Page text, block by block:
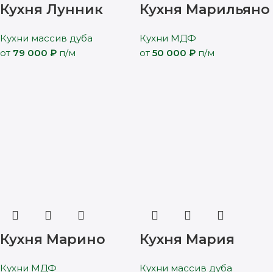
Кухня Лунник
Кухни массив дуба
от 79 000 ₽ п/м
Кухня Марильяно
Кухни МДФ
от 50 000 ₽ п/м
Кухня Марино
Кухни МДФ
Кухня Мария
Кухни массив дуба